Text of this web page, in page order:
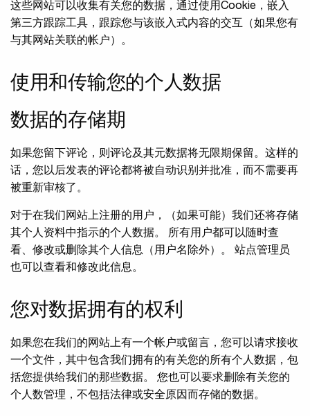
这些网站可以收集有关您的数据，通过使用Cookie，嵌入
第三方跟踪工具，跟踪您与该嵌入式内容的交互（如果您有
与其网站关联的帐户）。
使用和传输您的个人数据
数据的存储期
如果您留下评论，则评论及其元数据将无限期保留。这样的
话，您以后发表的评论都将被自动识别并批准，而不需要再
被重新审核了。
对于在我们网站上注册的用户，（如果可能）我们还将存储
其个人资料中指示的个人数据。 所有用户都可以随时查
看、修改或删除其个人信息（用户名除外）。 站点管理员
也可以查看和修改此信息。
您对数据拥有的权利
如果您在我们的网站上有一个帐户或留言，您可以请求接收
一个文件，其中包含我们拥有的有关您的所有个人数据，包
括您提供给我们的那些数据。 您也可以要求删除有关您的
个人数管理，不包括法律或安全原因而存储的数据。